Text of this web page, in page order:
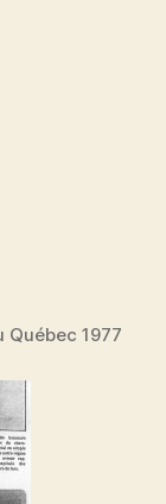
Québec 1977